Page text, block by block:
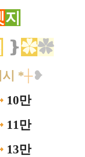
지
❵✿✿
*┼❥
10만
11만
13만